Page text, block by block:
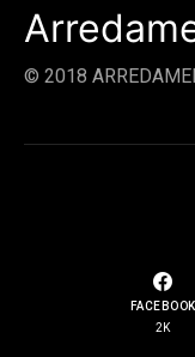
© 2018
FACEBOOK
2K